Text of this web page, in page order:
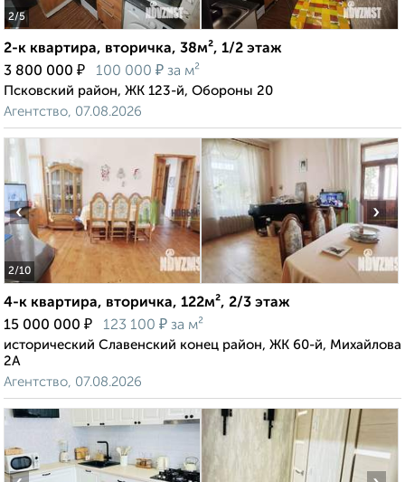
2/5
2-к квартира, вторичка, 38м², 1/2 этаж
3 800 000 ₽ 100 000 ₽ за м²
Псковский район, ЖК 123-й, Обороны 20
Агентство, 07.08.2026
2/10
‹ ›
4-к квартира, вторичка, 122м², 2/3 этаж
15 000 000 ₽ 123 100 ₽ за м²
исторический Славенский конец район, ЖК 60-й, Михайлова
2А
Агентство, 07.08.2026